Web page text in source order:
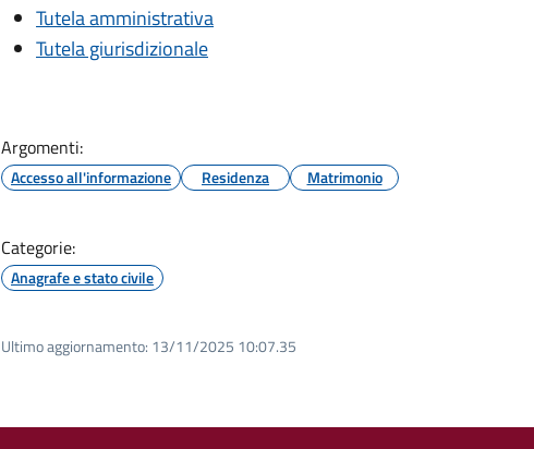
Tutela amministrativa
Tutela giurisdizionale
Argomenti:
Accesso all'informazione Residenza Matrimonio
Categorie:
Anagrafe e stato civile
Ultimo aggiornamento: 13/11/2025 10:07.35